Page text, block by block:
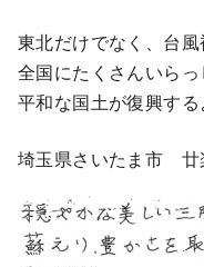
東北だけでなく、台
全国にたくさんいらっ
平和な国土が復興す
埼玉県さいたま市 廿